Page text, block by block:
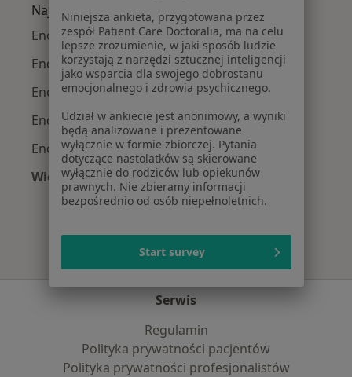
Najpopularniejsze ubezpieczenia
Endokrynolodzy z Allianz w Krakowie
Endokrynolodzy z Signal Iduna w Krakowie
Endokrynolodzy z JP MEDICA w Krakowie
Endokrynolodzy z TU Zdrowie w Krakowie
Endokrynolodzy z Świat Zdrowia w Krakowie
Więcej (6)
Więcej w kategorii: Najpopularniejsze
Serwis
Regulamin
Polityka prywatności pacjentów
Polityka prywatności profesjonalistów
Niniejsza ankieta, przygotowana przez
zespół Patient Care Doctoralia, ma na celu
lepsze zrozumienie, w jaki sposób ludzie
korzystają z narzędzi sztucznej inteligencji
jako wsparcia dla swojego dobrostanu
emocjonalnego i zdrowia psychicznego.
Udział w ankiecie jest anonimowy, a wyniki
będą analizowane i prezentowane
wyłącznie w formie zbiorczej. Pytania
dotyczące nastolatków są skierowane
wyłącznie do rodziców lub opiekunów
prawnych. Nie zbieramy informacji
bezpośrednio od osób niepełnoletnich.
Start survey